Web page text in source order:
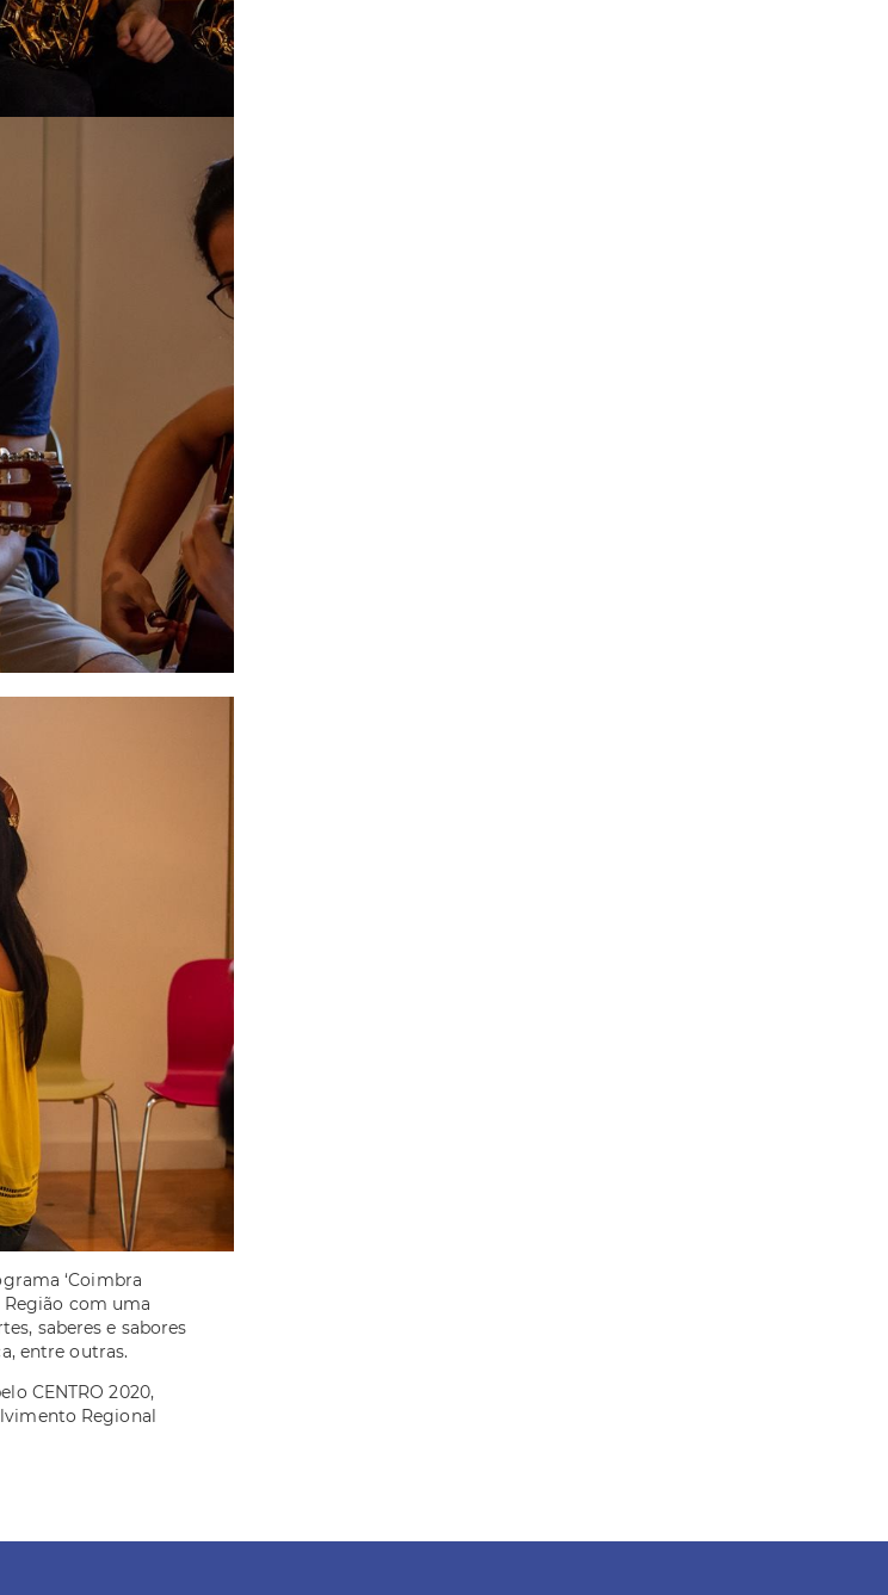
‘Coimbra
Região com uma
saberes e sabores
entre outras.
CENTRO 2020,
Regional